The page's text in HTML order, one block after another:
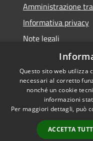
Amministrazione
Informativa privacy
Note legali
Dichiarazione di
RSS
Questo sito web utilizza
necessari al corretto
nonché un cookie
informazioni
Per maggiori dettagli, può
ACCETTA